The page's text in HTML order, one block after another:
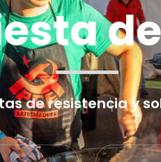
de resistencia y